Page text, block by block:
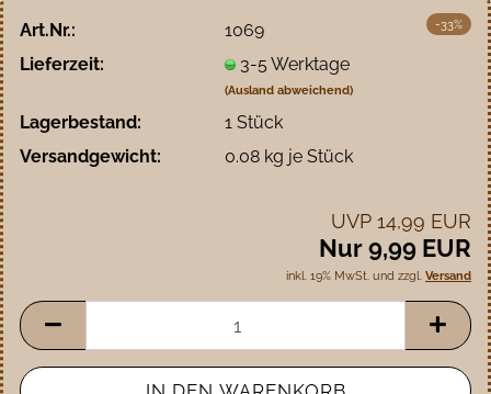
-33%
Art.Nr.:
1069
Lieferzeit:
3-5 Werktage
(Ausland abweichend)
Lagerbestand: 1 Stück
Versandgewicht:
0.08kg je Stück
UVP 14,99 EUR
Nur 9,99 EUR
inkl. 19% MwSt. und zzgl. Versand